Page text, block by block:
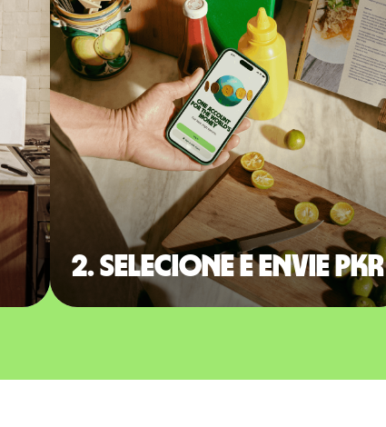
2. Selecione e envie PKR